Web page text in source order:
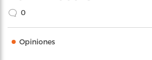
0
Opiniones